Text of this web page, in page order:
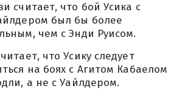
считает, что бой Усика с
был бы более
чем с Энди Руисом.
что Усику следует
на боях с Агитом Кабаелом
а не с Уайлдером.